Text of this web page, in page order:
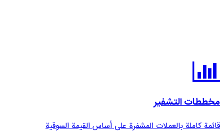
مخططات التشفير
قائمة كاملة بالعملات المشفرة على أساس القيمة السوقية